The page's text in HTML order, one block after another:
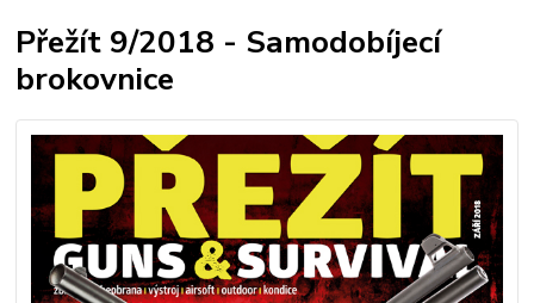
Přežít 9/2018 - Samodobíjecí
brokovnice